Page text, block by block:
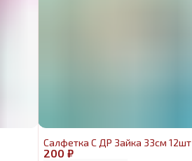
200 ₽
Салфетка С ДР Зайка 33см 12шт